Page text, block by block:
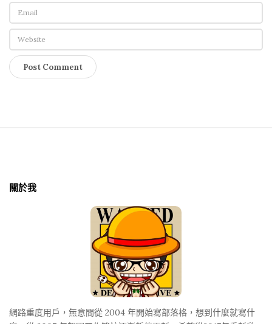
關於我
網路重度用戶，無意間從 2004 年開始寫部落格，想到什麼就寫什